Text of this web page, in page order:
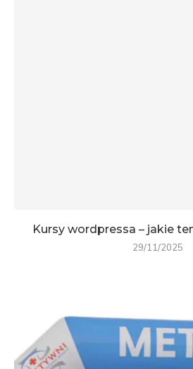
Kursy wordpressa – jakie
29/11/2025